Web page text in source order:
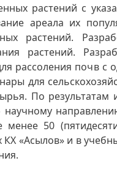
растений с
ареала их
растений.
растений.
рассоления почв
для
По
50
«Асылов» и в